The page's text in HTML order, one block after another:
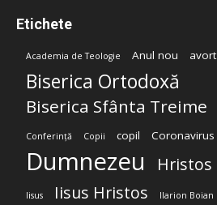
Etichete
Academia de Teologie Anul nou avort
Biserica Ortodoxă
Biserica Sfânta Treime
Conferință Copii copil Coronavirus
Dumnezeu Hristos
Iisus Iisus Hristos Ilarion Boian